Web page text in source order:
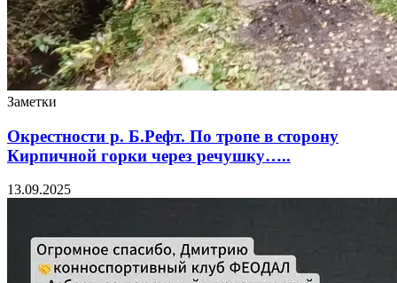
Заметки
Окрестности р. Б.Рефт. По тропе в сторону
Кирпичной горки через речушку…..
13.09.2025